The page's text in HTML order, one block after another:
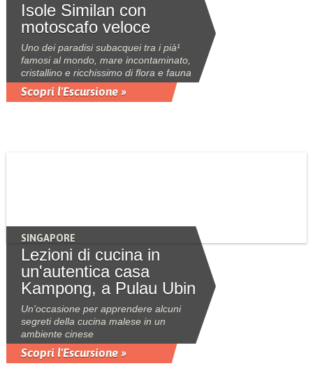
Isole Similan con
motoscafo veloce
Uno dei paradisi subacquei tra i pià¹
famosi al mondo, mare incontaminato,
cristallino e ricchissimo di flora e fauna
Scopri l'Escursione »
SINGAPORE
Lezioni di cucina in
un'autentica casa
Kampong, a Pulau Ubin
Un'occasione per apprendere alcuni
segreti della cucina malese in un
ambiente cinese
Scopri l'Escursione »